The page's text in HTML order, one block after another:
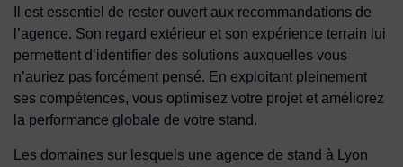
Il est essentiel de rester ouvert aux recommandations de
l’agence. Son regard extérieur et son expérience terrain lui
permettent d’identifier des solutions auxquelles vous
n’auriez pas forcément pensé. En exploitant pleinement
ses compétences, vous optimisez votre projet et améliorez
la performance globale de votre stand.
Les domaines sur lesquels une agence de stand à Lyon